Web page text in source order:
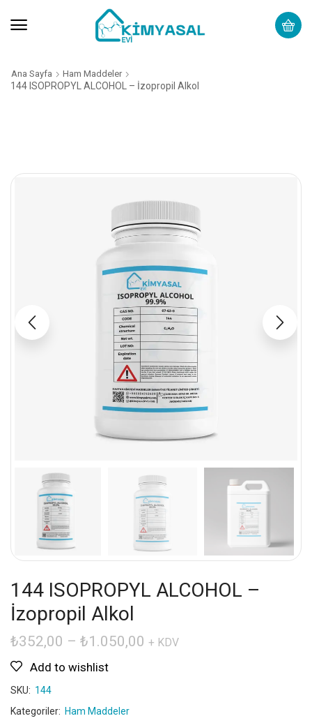
Ana Sayfa Ham Maddeler
144 ISOPROPYL ALCOHOL – İzopropil Alkol
144 ISOPROPYL ALCOHOL –
İzopropil Alkol
₺352,00 – ₺1.050,00 + KDV
Add to wishlist
SKU: 144
Kategoriler: Ham Maddeler